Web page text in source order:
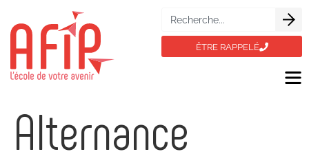
ÊTRE RAPPELÉ
Alternance